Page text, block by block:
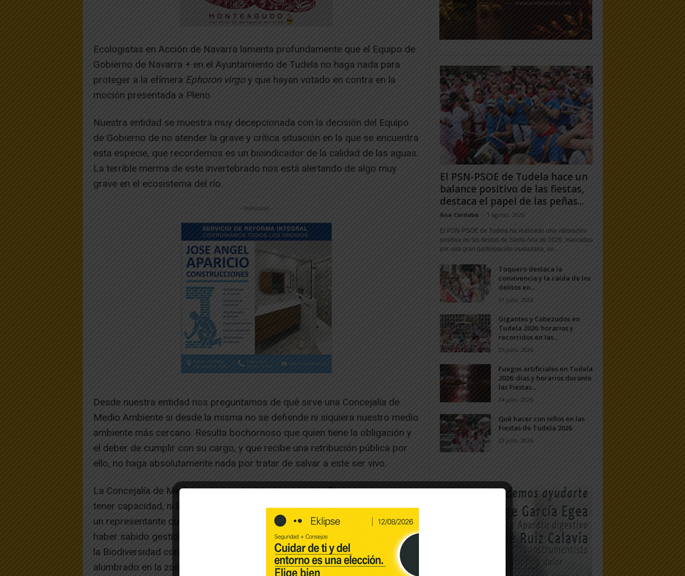
Ecologistas en Acción de Navarra lamenta profundamente que el Equipo de
Gobierno de Navarra + en el Ayuntamiento de Tudela no haga nada para
proteger a la efímera Ephoron virgoy que hayan votado en contra en la
moción presentada a Pleno.
Nuestra entidad se muestra muy decepcionada con la decisión del Equipo
de Gobierno de no atender la grave y crítica situación en la que se encuentra
esta especie, que recordemos es un bioindicador de la calidad de las aguas.
La terrible merma de este invertebrado nos está alertando de algo muy
grave en el ecosistema del río.
-- Publicidad --
Desde nuestra entidad nos preguntamos de qué sirve una Concejalía de
Medio Ambiente si desde la misma no se defiende ni siquiera nuestro medio
ambiente más cercano. Resulta bochornoso que quien tiene la obligación y
el deber de cumplir con su cargo, y que recibe una retribución pública por
ello, no haga absolutamente nada por tratar de salvar a este ser vivo.
La Concejalía de Medio Ambiente del Ayuntamiento de Tudela demuestra no
tener capacidad, ni la mínima voluntad para resolver este problema. Porque
un representante que está al cargo del medio ambiente en la ciudad debería
haber sabido gestionar el problema, tratando de compaginar la defensa de
la Biodiversidad con la supuesta falta de seguridad o las características del
alumbrado en la zona del puente del Ebro. Aún estamos esperando
El PSN-PSOE de Tudela hace un
balance positivo de las fiestas,
destaca el papel de las peñas...
Ana Córdoba - 1 agosto, 2026
El PSN-PSOE de Tudela ha realizado una valoración
positiva de las fiestas de Santa Ana de 2026, marcadas
por una gran participación ciudadana, un...
Toquero destaca la
convivencia y la caída de los
delitos en...
31 julio, 2026
Gigantes y Cabezudos en
Tudela 2026: horarios y
recorridos en las...
25 julio, 2026
Fuegos artificiales en Tudela
2026: días y horarios durante
las Fiestas...
24 julio, 2026
Qué hacer con niños en las
Fiestas de Tudela 2026
23 julio, 2026